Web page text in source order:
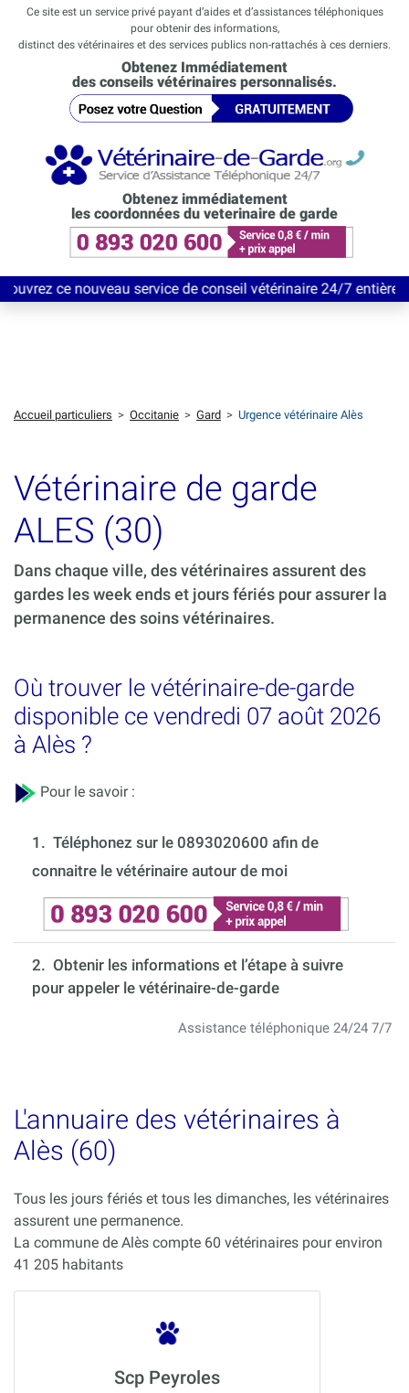
Ce site est un service privé payant d’aides et d’assistances téléphoniques
pour obtenir des informations,
distinct des vétérinaires et des services publics non-rattachés à ces derniers.
Obtenez Immédiatement
des conseils vétérinaires personnalisés.
Obtenez immédiatement
les coordonnées du veterinaire de garde
service de conseil vétérinaire 24/7 entièrement
Accueil particuliers > Occitanie > Gard > Urgence vétérinaire Alès
Vétérinaire de garde
ALES (30)
Dans chaque ville, des vétérinaires assurent des
gardes les week ends et jours fériés pour assurer la
permanence des soins vétérinaires.
Où trouver le vétérinaire-de-garde
disponible ce vendredi 07 août 2026
à Alès ?
Pour le savoir :
1. Téléphonez sur le 0893020600 afin de
connaitre le vétérinaire autour de moi
2. Obtenir les informations et l’étape à suivre
pour appeler le vétérinaire-de-garde
Assistance téléphonique 24/24 7/7
L'annuaire des vétérinaires à
Alès (60)
Tous les jours fériés et tous les dimanches, les vétérinaires
assurent une permanence.
La commune de Alès compte 60 vétérinaires pour environ
41 205 habitants
Scp Peyroles